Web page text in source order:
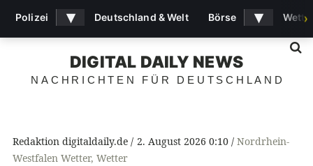
DIGITAL DAILY NEWS
NACHRICHTEN FÜR DEUTSCHLAND
Redaktion digitaldaily.de 2. August 2026 0:10
Nordrhein-
Westfalen Wetter, Wetter
Polizei ▾ Deutschland & Welt Börse ▾ ›